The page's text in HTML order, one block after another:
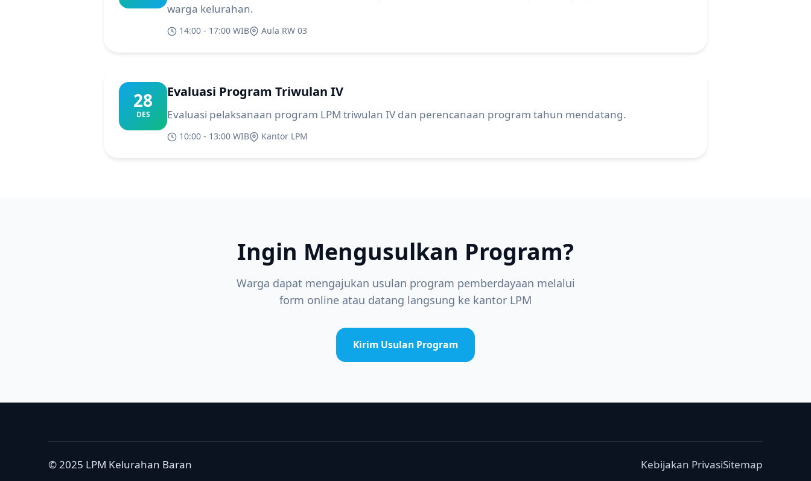
warga kelurahan.
14:00 - 17:00 WIB Aula RW 03
28
DES
Evaluasi Program Triwulan IV
Evaluasi pelaksanaan program LPM triwulan IV dan perencanaan program tahun mendatang.
10:00 - 13:00 WIB Kantor LPM
Ingin Mengusulkan Program?
Warga dapat mengajukan usulan program pemberdayaan melalui
form online atau datang langsung ke kantor LPM
Kirim Usulan Program
© 2025 LPM Kelurahan Baran Kebijakan PrivasiSitemap